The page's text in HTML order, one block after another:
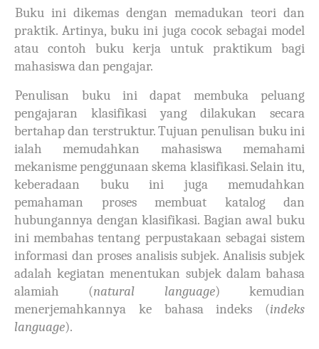
Buku ini dikemas dengan memadukan teori dan
praktik. Artinya, buku ini juga cocok sebagai model
atau contoh buku kerja untuk praktikum bagi
mahasiswa dan pengajar.
Penulisan buku ini dapat membuka peluang
pengajaran klasifikasi yang dilakukan secara
bertahap dan terstruktur. Tujuan penulisan buku ini
ialah memudahkan mahasiswa memahami
mekanisme penggunaan skema klasifikasi. Selain itu,
keberadaan buku ini juga memudahkan
pemahaman proses membuat katalog dan
hubungannya dengan klasifikasi. Bagian awal buku
ini membahas tentang perpustakaan sebagai sistem
informasi dan proses analisis subjek. Analisis subjek
adalah kegiatan menentukan subjek dalam bahasa
alamiah (natural language) kemudian
menerjemahkannya ke bahasa indeks (indeks
language).